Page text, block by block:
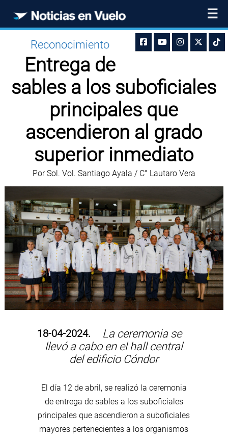
☰
Reconocimiento
Entrega de
sables a los suboficiales
principales que
ascendieron al grado
superior inmediato
Por Sol. Vol. Santiago Ayala / C° Lautaro Vera
18-04-2024.
La ceremonia se
llevó a cabo en el hall central
del edificio Cóndor
El día 12 de abril, se realizó la ceremonia
de entrega de sables a los suboficiales
principales que ascendieron a suboficiales
mayores pertenecientes a los organismos